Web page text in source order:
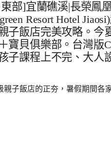
部]宜蘭礁溪|長榮鳳
Resort Hotel
子飯店完美攻略。今
寶貝俱樂部。台灣版
子課程上不完、大人
親子飯店的正夯，暑假期間各